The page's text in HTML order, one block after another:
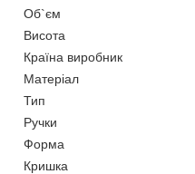
Об`єм
Висота
Країна виробник
Матеріал
Тип
Ручки
Форма
Кришка